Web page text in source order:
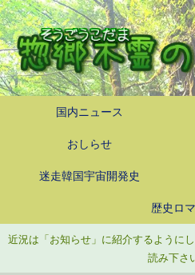
国内ニュース
おしらせ
迷走韓国宇宙開発史
歴史ロ
近況は「お知らせ」に紹介するように
読み下さ